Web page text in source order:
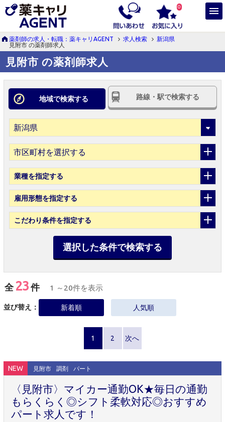
0
薬剤師の求人・転職：薬キャリAGENT 求人検索
新潟県
見附市 の薬剤師求人
見附市 の薬剤師求人
地域で検索する 路線・駅で検索する
市区町村を選択する
業種を指定する
雇用形態を指定する
こだわり条件を指定する
選択した条件で検索する
全23 件 1 ～20件を表示
並び替え： 新着順 人気順
1 2 次へ
NEW 見附市 調剤 パート
〈見附市〉マイカー通勤OK★毎日の通勤
もらくらく◎シフト柔軟対応◎おすすめ
パート求人です！